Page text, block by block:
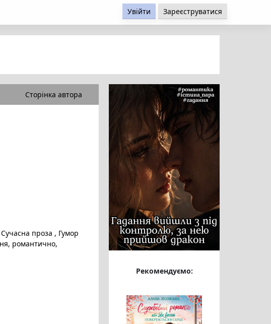
Увійти Зареєструватися
Сторінка автора
Сучасна проза , Гумор
, романтично,
Рекомендуємо: